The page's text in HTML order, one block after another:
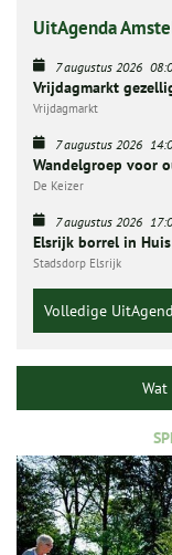
UitAgenda
7 augustus 2026
Vrijdagmarkt
Vrijdagmarkt
7 augustus 2026
Wandelgroep voor
De Keizer
7 augustus 2026
Elsrijk borrel in
Stadsdorp Elsrijk
Volledige